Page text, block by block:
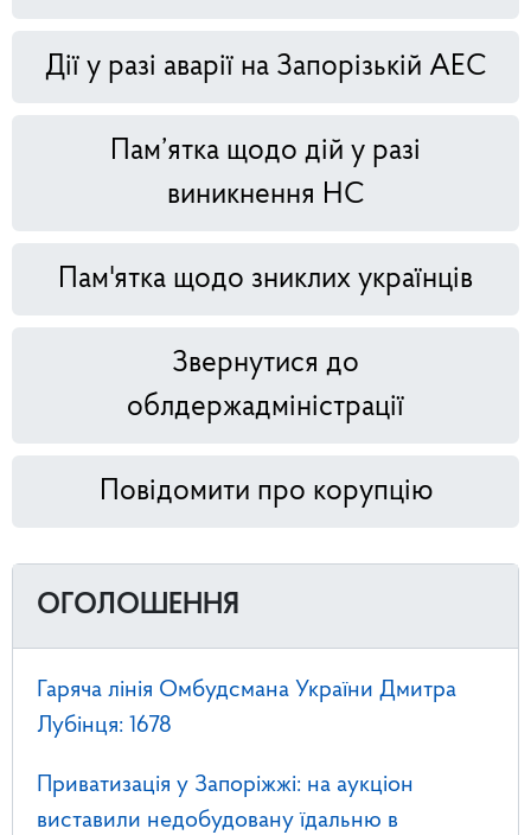
Дії у разі аварії на Запорізькій АЕС
Пам’ятка щодо дій у разі
виникнення НС
Пам'ятка щодо зниклих українців
Звернутися до
облдержадміністрації
Повідомити про корупцію
ОГОЛОШЕННЯ
Гаряча лінія Омбудсмана України Дмитра
Лубінця: 1678
Приватизація у Запоріжжі: на аукціон
виставили недобудовану їдальню в